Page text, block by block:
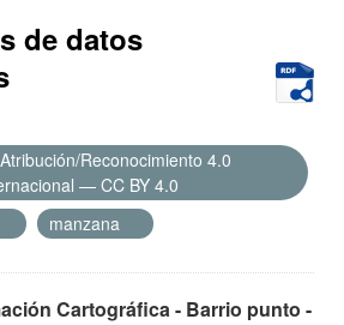
de datos
Reconocimiento 4.0
— CC BY 4.0
manzana
Cartográfica - Barrio punto -